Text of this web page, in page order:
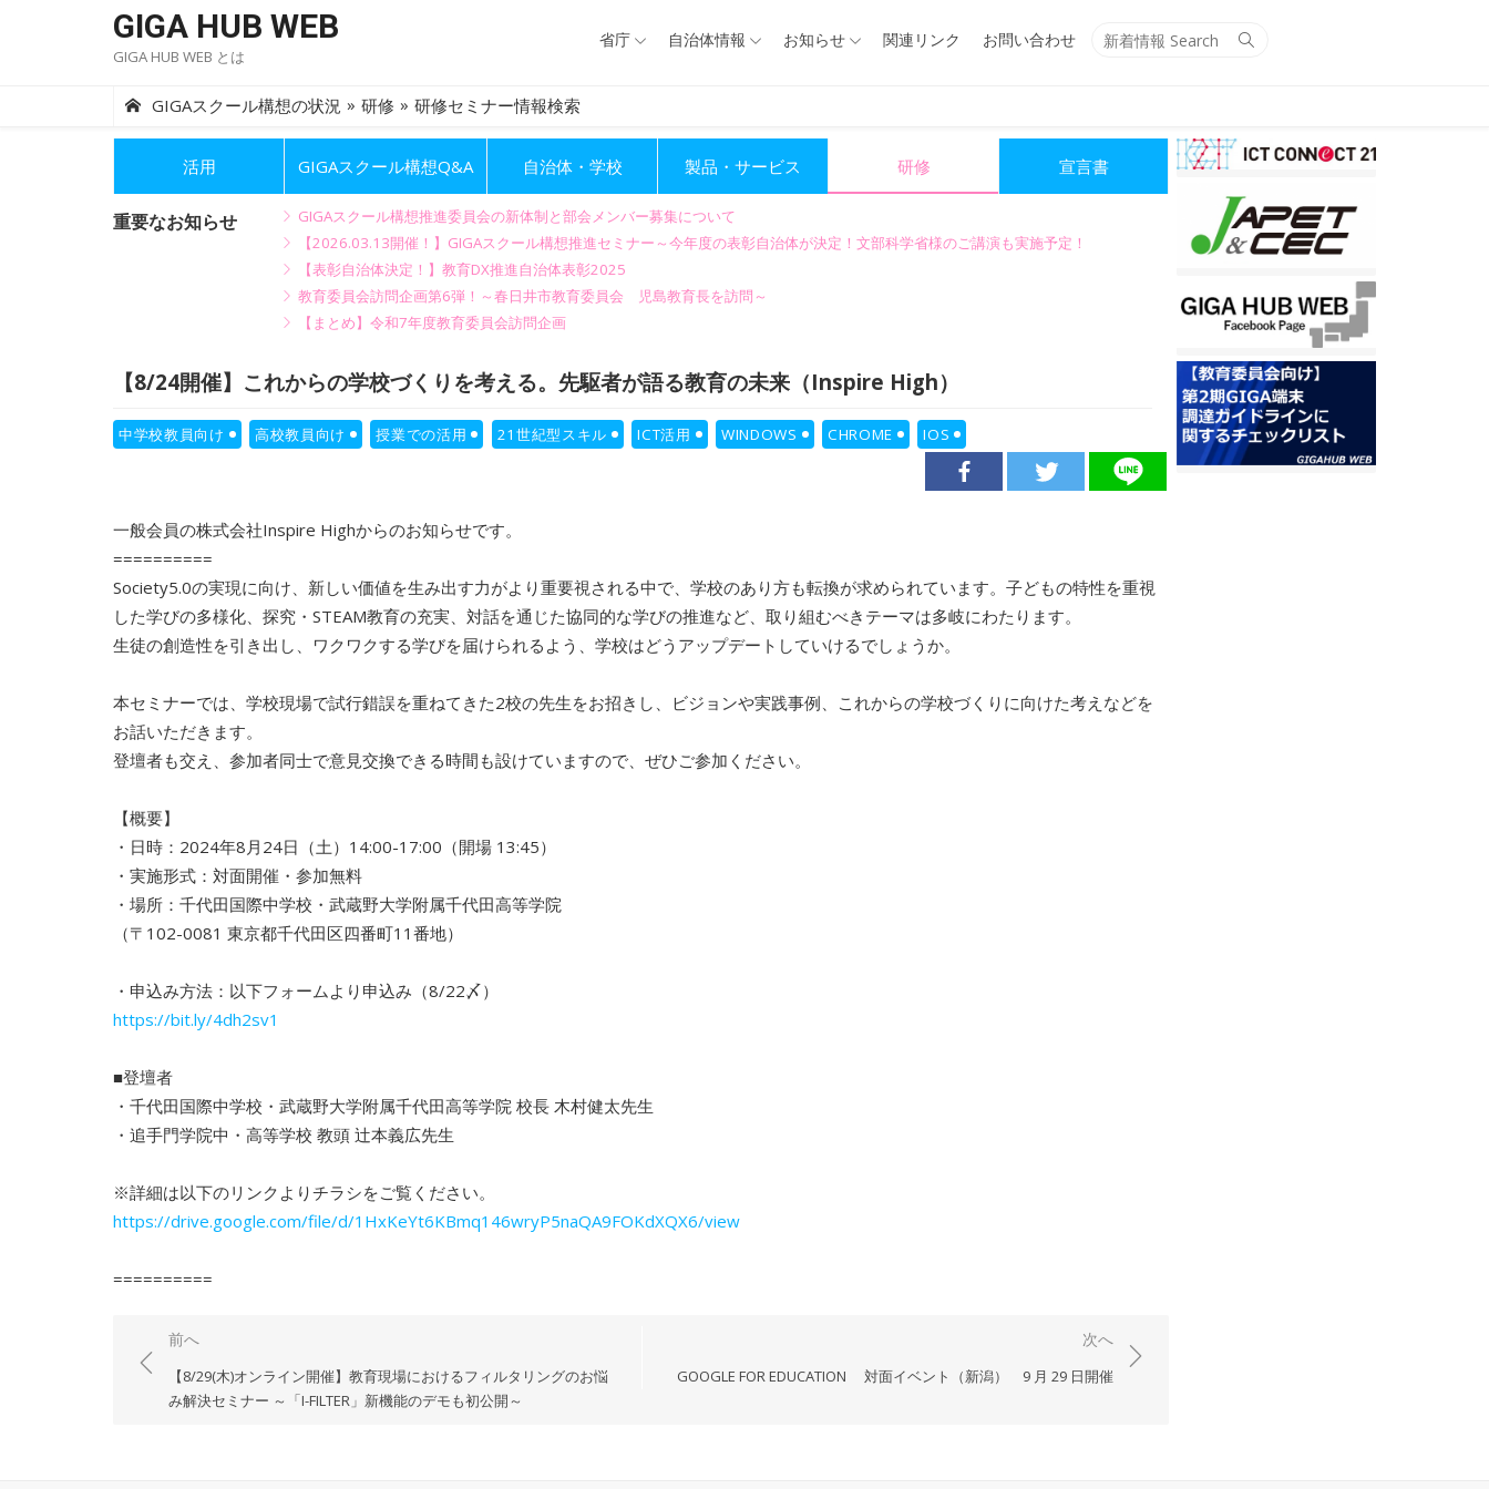
GIGA HUB WEB
GIGA HUB WEB とは
Search
省庁 自治体情報 お知らせ 関連リンク お問い合わせ
GIGAスクール構想の状況 » 研修 » 研修セミナー情報検索
活用 GIGAスクール構想Q&A 自治体・学校 製品・サービス 研修 宣言書
重要なお知らせ
GIGAスクール構想推進委員会の新体制と部会メンバー募集について
【2026.03.13開催！】GIGAスクール構想推進セミナー～今年度の表彰自治体が決定！文部科学省様のご講演も実施予定！
【表彰自治体決定！】教育DX推進自治体表彰2025
教育委員会訪問企画第6弾！～春日井市教育委員会 児島教育長を訪問～
【まとめ】令和7年度教育委員会訪問企画
【8/24開催】これからの学校づくりを考える。先駆者が語る教育の未来（Inspire High）
中学校教員向け 高校教員向け 授業での活用 21世紀型スキル ICT活用 WINDOWS CHROME IOS
一般会員の株式会社Inspire Highからのお知らせです。
==========
Society5.0の実現に向け、新しい価値を生み出す力がよ り重要視される中で、学校のあり方も転換が求められています。子どもの特性を重視
した学びの多様化、探究・STEAM教育の充実、対話を通じた協同的な学びの推進など、取り組むべきテーマは多岐にわたります。
生徒の創造性を引き出し、ワクワクする学びを届けられるよう、学校はどうアップデートしていけるでしょうか。
本セミナーでは、学校現場で試行錯誤を重ねてきた2校の先生をお招きし、ビジョンや実践事例、これからの学校づくりに向けた考え などを
お話いただきます。
登壇者も交え、参加者同士で意見交換できる時間も設けていますので、ぜひご参加ください。
【概要】
・日時：2024年8月24日（土）14:00-17:00（開場 13:45）
・実施形式：対面開催・参加無料
・場所：千代田国際中学校・武蔵野大学附属千代田高等学院
（〒102-0081 東京都千代田区四番町11番地）
・申込み方法：以下フォームより申込み（8/22〆）
https://bit.ly/4dh2sv1
■登壇者
・千代田国際中学校・武蔵野大学附属千代田高等学院 校長 木村健太先生
・追手門学院中・高等学校 教頭 辻本義広先生
※詳細は以下のリンクよりチラシをご覧ください。
https://drive.google.com/file/d/1HxKeYt6KBmq146wryP5naQA9FOKdXQX6/view
==========
前へ
【8/29(木)オンライン開催】教育現場におけるフィルタリングのお悩
み解決セミナー ～「I-FILTER」新機能のデモも初公開～
次へ
GOOGLE FOR EDUCATION 対面イベント（新潟） 9 月 29 日開催